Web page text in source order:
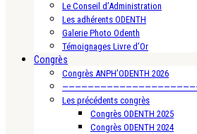
Le Conseil d’Administration
Les adhérents ODENTH
Galerie Photo Odenth
Témoignages Livre d’Or
Congrès
Congrès ANPH’ODENTH 2026
Les précédents congrès
Congrès ODENTH 2025
Congrès ODENTH 2024